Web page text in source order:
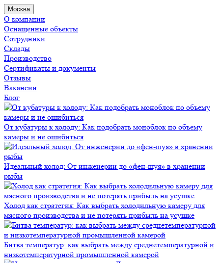
Москва
О компании
Оснащенные объекты
Сотрудники
Склады
Производство
Сертификаты и документы
Отзывы
Вакансии
Блог
От кубатуры к холоду: Как подобрать моноблок по объему
камеры и не ошибиться
Идеальный холод: От инженерии до «фен-шуя» в хранении
рыбы
Холод как стратегия: Как выбрать холодильную камеру для
мясного производства и не потерять прибыль на усушке
Битва температур: как выбрать между среднетемпературной и
низкотемпературной промышленной камерой